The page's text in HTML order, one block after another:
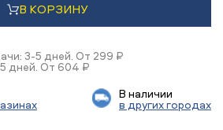
В КОРЗИНУ
3-5 дней. От 299 ₽
дней. От 604 ₽
В наличии
в других городах